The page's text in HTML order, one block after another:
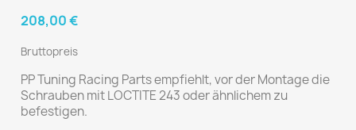
208,00 €
Bruttopreis
PP Tuning Racing Parts empfiehlt, vor der Montage die
Schrauben mit LOCTITE 243 oder ähnlichem zu
befestigen.